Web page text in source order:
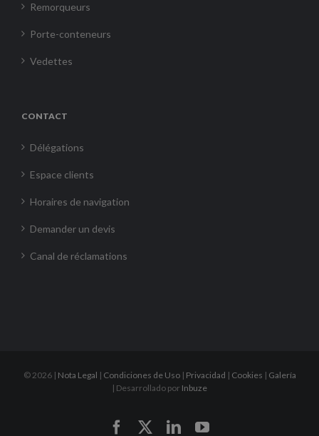
Remorqueurs
Porte-conteneurs
Vedettes
CONTACT
Délégations
Espace clients
Horaires de navigation
Demander un devis
Canal de réclamations
©2026 | Nota Legal | Condiciones de Uso| Privacidad | Cookies | Galería
| Desarrollado por Inbuze
FacebookLinkedInYouTube